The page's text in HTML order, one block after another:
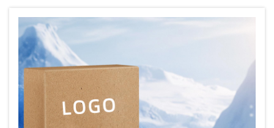
적으로 비축해야 하는 계절 상품이 되었습니다...